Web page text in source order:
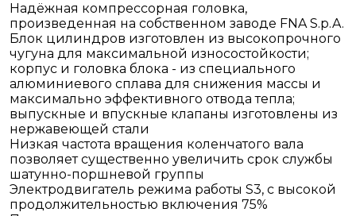
Надёжная компрессорная головка,
произведенная на собственном заводе FNA S.p.A.
Блок цилиндров изготовлен из высокопрочного
чугуна для максимальной износостойкости;
корпус и головка блока - из специального
алюминиевого сплава для снижения массы и
максимально эффективного отвода тепла;
выпускные и впускные клапаны изготовлены из
нержавеющей стали
Низкая частота вращения коленчатого вала
позволяет существенно увеличить срок службы
шатунно-поршневой группы
Электродвигатель режима работы S3, с высокой
продолжительностью включения 75%